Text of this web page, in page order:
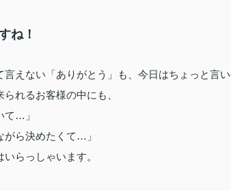
ね！
えない「ありがとう」も、今日はちょっと言い
れるお客様の中にも、
て…」
がら決めたくて…」
らっしゃいます。